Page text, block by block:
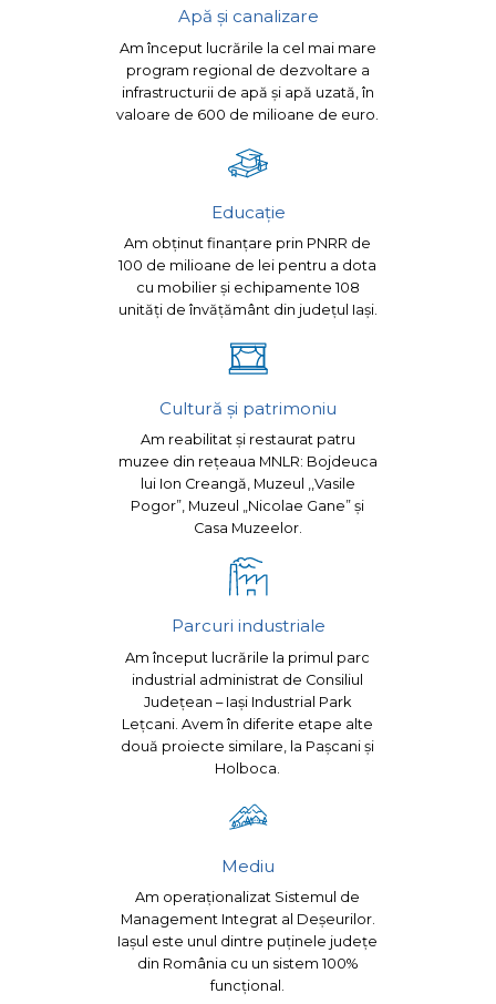
Apă și canalizare
Am început lucrările la cel mai mare
program regional de dezvoltare a
infrastructurii de apă și apă uzată, în
valoare de 600 de milioane de euro.
Educație
Am obținut finanțare prin PNRR de
100 de milioane de lei pentru a dota
cu mobilier și echipamente 108
unități de învățământ din județul Iași.
Cultură și patrimoniu
Am reabilitat și restaurat patru
muzee din rețeaua MNLR: Bojdeuca
lui Ion Creangă, Muzeul ,,Vasile
Pogor”, Muzeul „Nicolae Gane” și
Casa Muzeelor.
Parcuri industriale
Am început lucrările la primul parc
industrial administrat de Consiliul
Județean – Iași Industrial Park
Lețcani. Avem în diferite etape alte
două proiecte similare, la Pașcani și
Holboca.
Mediu
Am operaționalizat Sistemul de
Management Integrat al Deșeurilor.
Iașul este unul dintre puținele județe
din România cu un sistem 100%
funcțional.